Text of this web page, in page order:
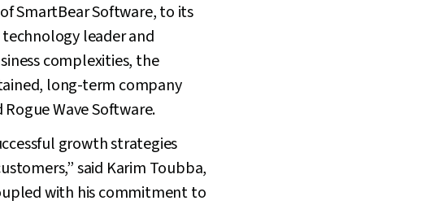
SmartBear Software, to its
leader and
complexities, the
long-term company
Wave Software.
growth strategies
said Karim Toubba,
with his commitment to